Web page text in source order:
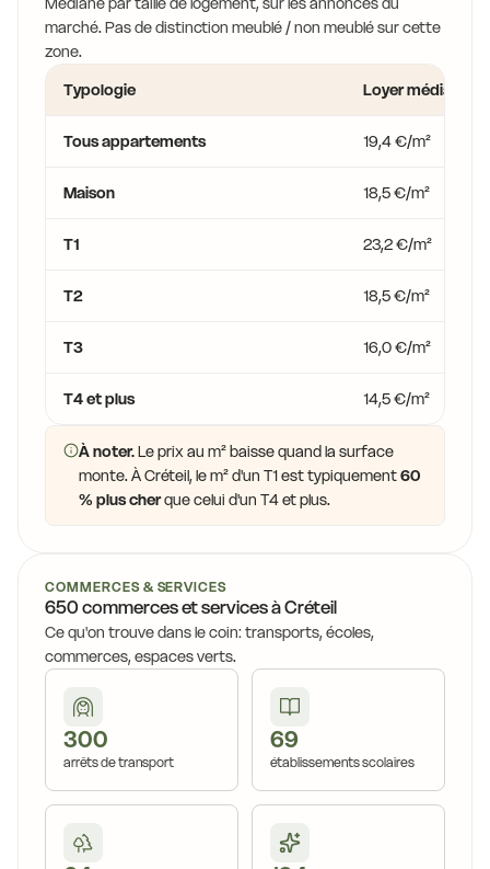
marché. Pas de distinction meublé / non meublé sur cette
zone.
Typologie
Loyer médian
Tous appartements 19,4 €/m²
Maison 18,5 €/m²
T1 23,2 €/m²
T2 18,5 €/m²
T3 16,0 €/m²
T4 et plus 14,5 €/m²
À noter.Le prix au m² baisse quand la surface
monte. À Créteil, le m² d'un T1 est typiquement60
% plus cherque celui d'un T4 et plus.
COMMERCES & SERVICES
650 commerces et services à Créteil
Ce qu'on trouve dans le coin: transports, écoles,
commerces, espaces verts.
300
arrêts de transport
69
établissements scolaires